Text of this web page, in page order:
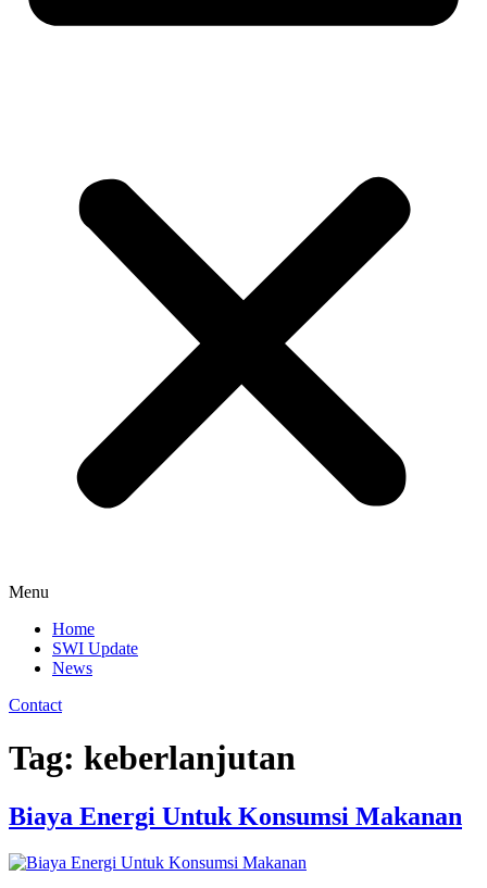
Menu
Home
SWI Update
News
Contact
Tag: keberlanjutan
Biaya Energi Untuk Konsumsi Makanan